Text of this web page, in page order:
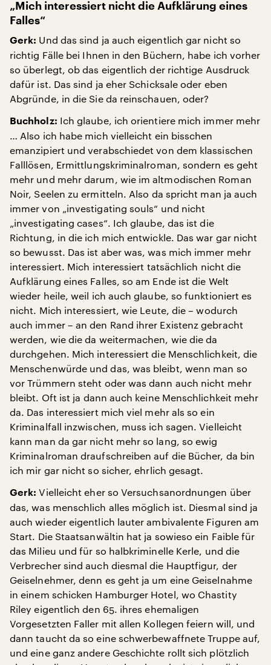
„Mich interessiert nicht die Aufklärung eines
Falles“
Gerk: Und das sind ja auch eigentlich gar nicht so
richtig Fälle bei Ihnen in den Büchern, habe ich vorher
so überlegt, ob das eigentlich der richtige Ausdruck
dafür ist. Das sind ja eher Schicksale oder eben
Abgründe, in die Sie da reinschauen, oder?
Buchholz: Ich glaube, ich orientiere mich immer mehr
… Also ich habe mich vielleicht ein bisschen
emanzipiert und verabschiedet von dem klassischen
Falllösen, Ermittlungskriminalroman, sondern es geht
mehr und mehr darum, wie im altmodischen Roman
Noir, Seelen zu ermitteln. Also da spricht man ja auch
immer von „investigating souls“ und nicht
„investigating cases“. Ich glaube, das ist die
Richtung, in die ich mich entwickle. Das war gar nicht
so bewusst. Das ist aber was, was mich immer mehr
interessiert. Mich interessiert tatsächlich nicht die
Aufklärung eines Falles, so am Ende ist die Welt
wieder heile, weil ich auch glaube, so funktioniert es
nicht. Mich interessiert, wie Leute, die – wodurch
auch immer – an den Rand ihrer Existenz gebracht
werden, wie die da weitermachen, wie die da
durchgehen. Mich interessiert die Menschlichkeit, die
Menschenwürde und das, was bleibt, wenn man so
vor Trümmern steht oder was dann auch nicht mehr
bleibt. Oft ist ja dann auch keine Menschlichkeit mehr
da. Das interessiert mich viel mehr als so ein
Kriminalfall inzwischen, muss ich sagen. Vielleicht
kann man da gar nicht mehr so lang, so ewig
Kriminalroman draufschreiben auf die Bücher, da bin
ich mir gar nicht so sicher, ehrlich gesagt.
Gerk: Vielleicht eher so Versuchsanordnungen über
das, was menschlich alles möglich ist. Diesmal sind ja
auch wieder eigentlich lauter ambivalente Figuren am
Start. Die Staatsanwältin hat ja sowieso ein Faible für
das Milieu und für so halbkriminelle Kerle, und die
Verbrecher sind auch diesmal die Hauptfigur, der
Geiselnehmer, denn es geht ja um eine Geiselnahme
in einem schicken Hamburger Hotel, wo Chastity
Riley eigentlich den 65. ihres ehemaligen
Vorgesetzten Faller mit allen Kollegen feiern will, und
dann taucht da so eine schwerbewaffnete Truppe auf,
und eine ganz andere Geschichte rollt sich plötzlich